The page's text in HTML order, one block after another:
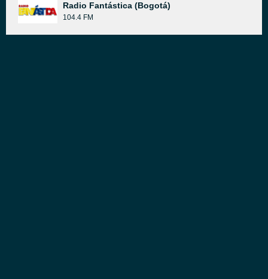
Radio Fantástica (Bogotá)
104.4 FM